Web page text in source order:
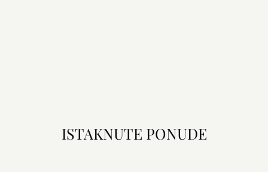
ISTAKNUTE PONUDE